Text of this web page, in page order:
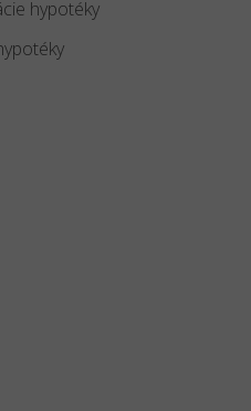
hypotéky